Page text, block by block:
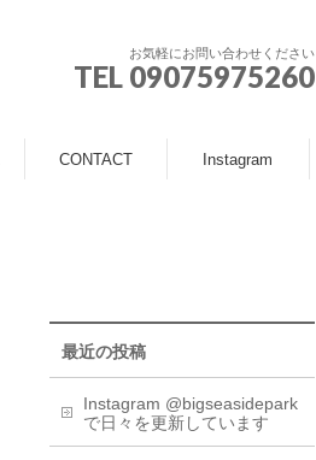
お気軽にお問い合わせください
TEL 09075975260
CONTACT Instagram
最近の投稿
Instagram @bigseasidepark
で日々を更新しています